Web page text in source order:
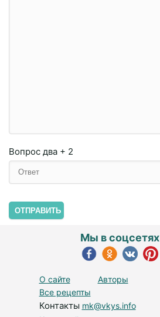
Вопрос два + 2
ОТПРАВИТЬ
О сайте
Авторы
Все рецепты
Контакты mk@vkys.info
Мы в соцсетях